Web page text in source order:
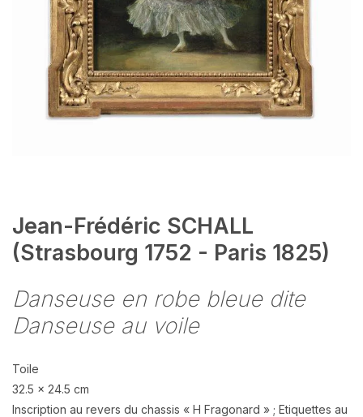
Jean-Frédéric SCHALL
(Strasbourg 1752 - Paris 1825)
Danseuse en robe bleue dite
Danseuse au voile
Toile
32.5 x 24.5 cm
Inscription au revers du chassis « H Fragonard » ; Etiquettes au